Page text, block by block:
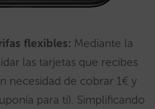
flexibles: Mediante la
las tarjetas que recibes
necesidad de cobrar 1€ y
para ti). Simplificando